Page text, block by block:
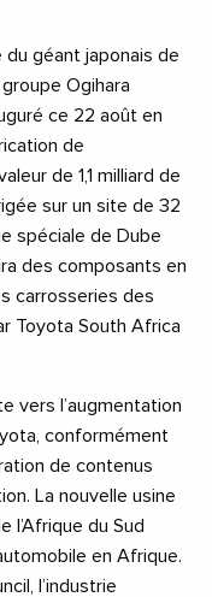
du géant japonais de
Ogihara
ce 22 août en
de
de 1,1 milliard de
sur un site de 32
spéciale de Dube
des composants en
carrosseries des
Toyota South Africa
vers l’augmentation
conformément
de contenus
La nouvelle usine
l’Afrique du Sud
en Afrique.
l’industrie